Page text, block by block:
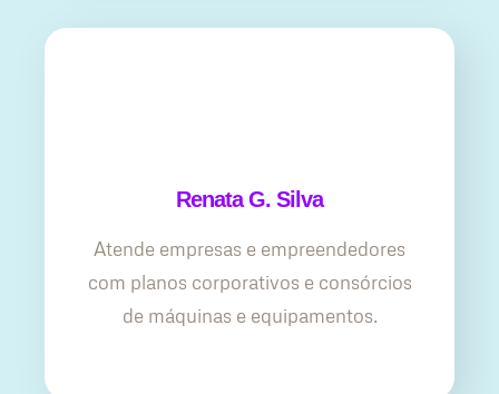
Renata G. Silva
Atende empresas e empreendedores
com planos corporativos e consórcios
de máquinas e equipamentos.